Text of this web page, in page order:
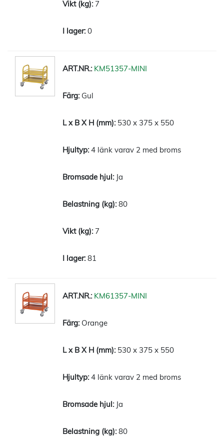
7
0
KM51357-MINI
Gul
530 x 375 x 550
4 länk varav 2 med broms
Ja
80
7
81
KM61357-MINI
Orange
530 x 375 x 550
4 länk varav 2 med broms
Ja
80